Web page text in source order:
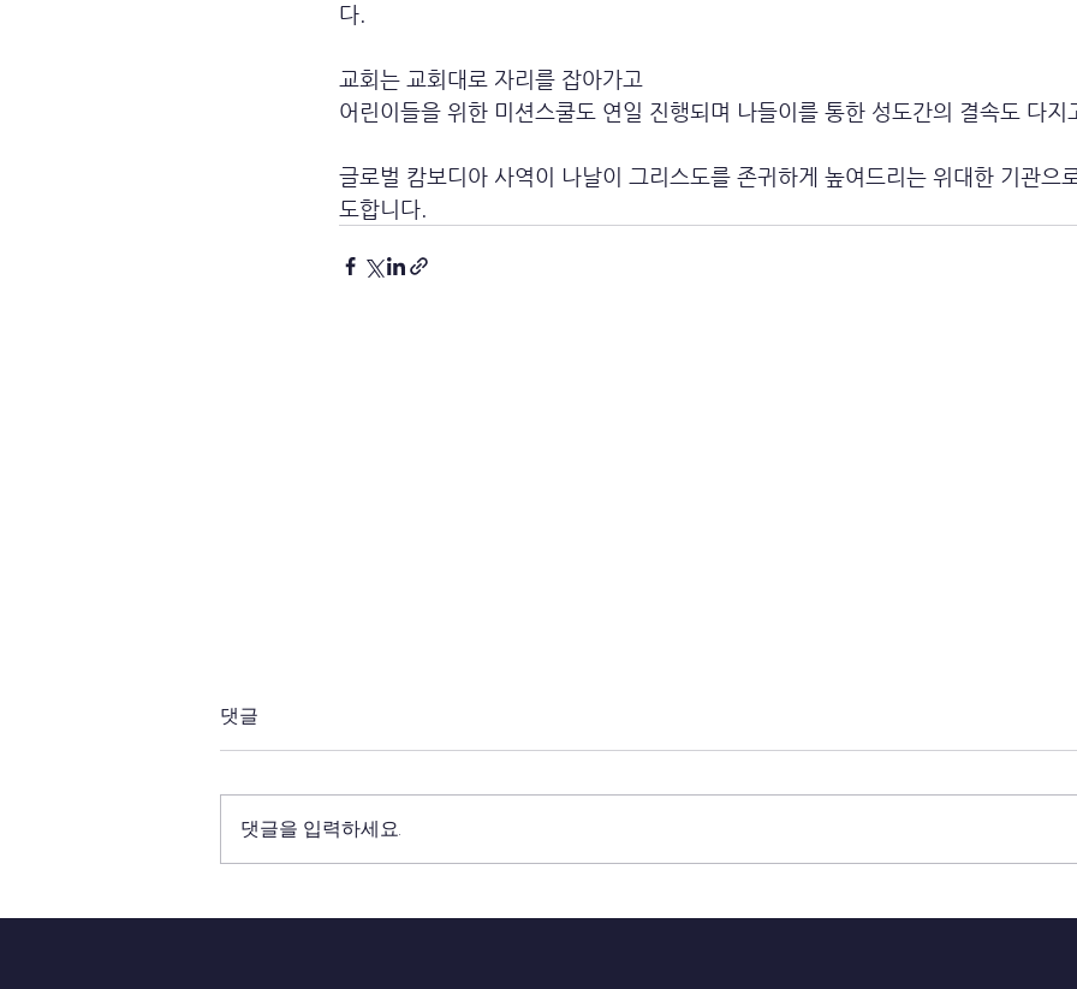
다.
교회는 교회대로 자리를 잡아가고
어린이들을 위한 미션스쿨도 연일 진행되며 나들이를 통한 성도간의 결속도 다
글로벌 캄보디아 사역이 나날이 그리스도를 존귀하게 높여드리는 위대한 기관으
도합니다.
24년 5-6월 캄보디아 GMC,
섬기며 차세대 어린이들과 청소년들
을 양육하며 교도소 전도를 함께 하
댓글
댓글을 입력하세요.